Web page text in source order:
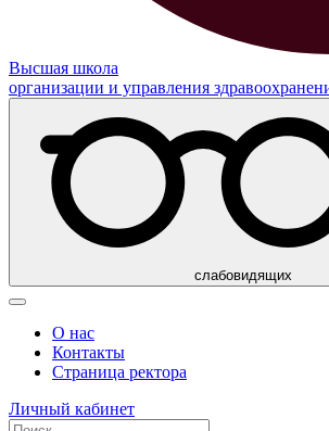
Высшая школа
организации и управления
слабовидящих
О нас
Контакты
Страница ректора
Личный кабинет